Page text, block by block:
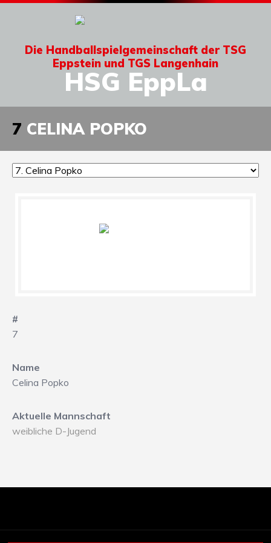
Die Handballspielgemeinschaft der TSG
Eppstein und TGS Langenhain
HSG EppLa
7 CELINA POPKO
#
7
Name
Celina Popko
Aktuelle Mannschaft
weibliche D-Jugend